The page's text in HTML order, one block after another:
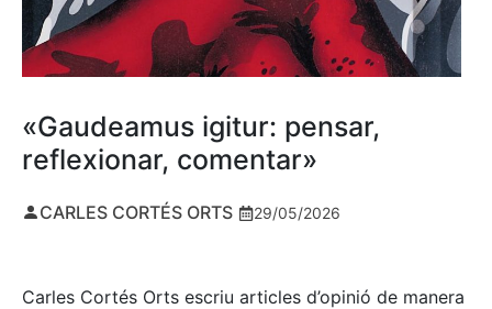
«Gaudeamus igitur: pensar,
reflexionar, comentar»
CARLES CORTÉS ORTS 29/05/2026
Carles Cortés Orts escriu articles d’opinió de manera